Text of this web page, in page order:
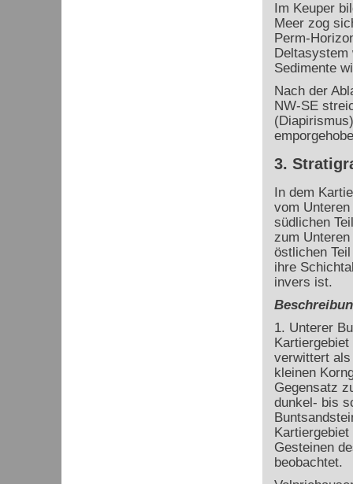
Im Keuper
Meer zog
Perm-
Deltasystem
Sedimente
Nach der
NW-SE
3.
In dem
vom
südlichen
zum
östlichen
ihre
invers ist.
1. Unterer
verwittert
kleinen
Gegensatz
dunkel- bis
Gesteinen
beobachtet.